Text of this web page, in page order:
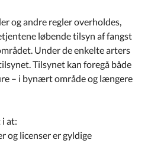
og andre regler overholdes,
løbende tilsyn af fangst
Under de enkelte arters
Tilsynet kan foregå både
– i bynært område og længere
at:
og licenser er gyldige